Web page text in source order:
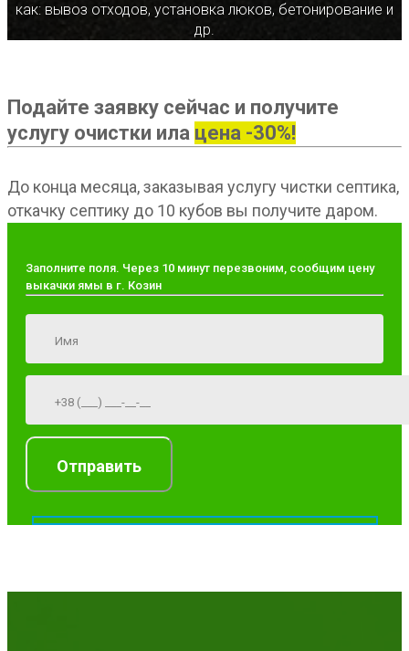
как: вывоз отходов, установка люков, бетонирование и
др.
Подайте заявку сейчас и получите
услугу очистки ила цена -30%!
До конца месяца, заказывая услугу чистки септика,
откачку септику до 10 кубов вы получите даром.
Заполните поля. Через 10 минут перезвоним, сообщим цену
выкачки ямы в г. Козин